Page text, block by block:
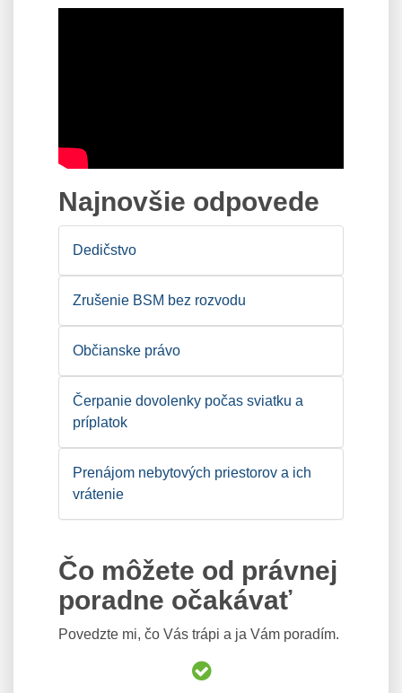
Najnovšie odpovede
Dedičstvo
Zrušenie BSM bez rozvodu
Občianske právo
Čerpanie dovolenky počas sviatku a
príplatok
Prenájom nebytových priestorov a ich
vrátenie
Čo môžete od právnej
poradne očakávať
Povedzte mi, čo Vás trápi a ja Vám poradím.